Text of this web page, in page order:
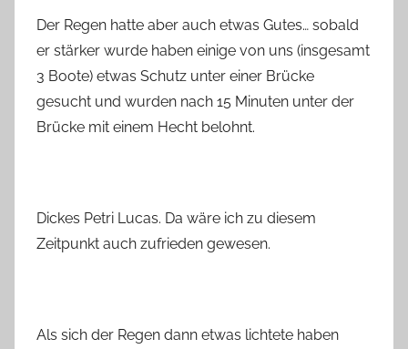
Der Regen hatte aber auch etwas Gutes… sobald
er stärker wurde haben einige von uns (insgesamt
3 Boote) etwas Schutz unter einer Brücke
gesucht und wurden nach 15 Minuten unter der
Brücke mit einem Hecht belohnt.
Dickes Petri Lucas. Da wäre ich zu diesem
Zeitpunkt auch zufrieden gewesen.
Als sich der Regen dann etwas lichtete haben